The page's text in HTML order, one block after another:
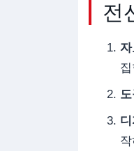
전
도